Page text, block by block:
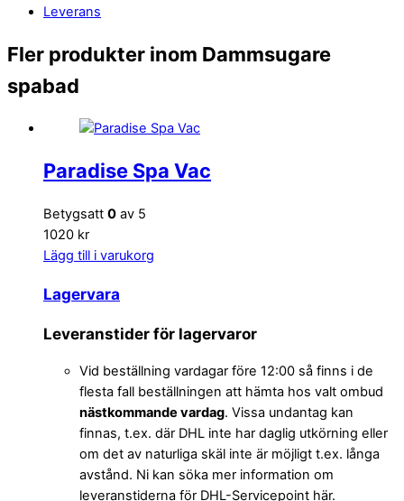
Leverans
Fler produkter inom Dammsugare
spabad
Paradise Spa Vac
Betygsatt 0 av 5
1020 kr
Lägg till i varukorg
Lagervara
Leveranstider för lagervaror
Vid beställning vardagar före 12:00 så finns i de
flesta fall beställningen att hämta hos valt ombud
nästkommande vardag. Vissa undantag kan
finnas, t.ex. där DHL inte har daglig utkörning eller
om det av naturliga skäl inte är möjligt t.ex. långa
avstånd. Ni kan söka mer information om
leveranstiderna för DHL-Servicepoint här.